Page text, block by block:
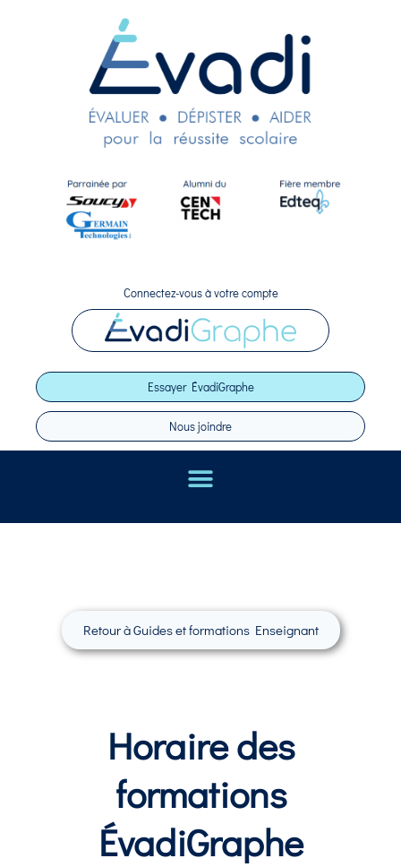
Connectez-vous à votre compte
Essayer ÉvadiGraphe
Nous joindre
Retour à Guides et formations Enseignant
Horaire des
formations
ÉvadiGraphe